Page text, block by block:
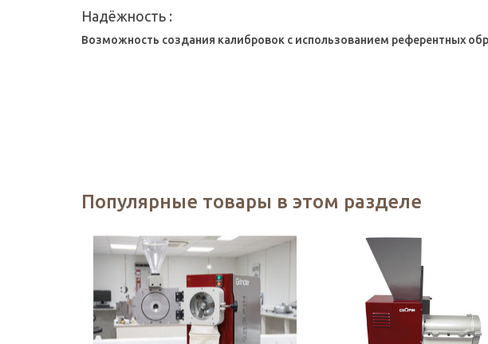
Надёжность :
Возможность создания калибровок с использованием референтных
Популярные товары в этом разделе